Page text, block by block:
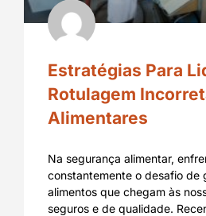
Estratégias Para
Rotulagem
Alimentares
Na segurança alimentar,
constantemente o desafio de
alimentos que chegam às
seguros e de qualidade.